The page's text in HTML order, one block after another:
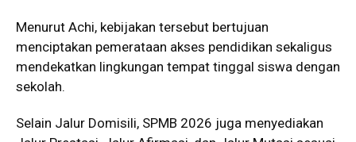
Menurut Achi, kebijakan tersebut bertujuan
menciptakan pemerataan akses pendidikan sekaligus
mendekatkan lingkungan tempat tinggal siswa dengan
sekolah.
Selain Jalur Domisili, SPMB 2026 juga menyediakan